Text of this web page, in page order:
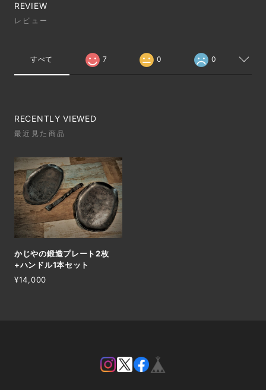
REVIEW
レビュー
すべて 7 0 0
RECENTLY VIEWED
最近見た商品
かじやの鍛造プレート2枚
+ハンドル1本セット
¥14,000